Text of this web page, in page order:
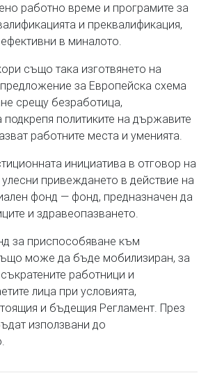
работно време и програмите за
и преквалификация,
в миналото.
също така изготвянето на
за Европейска схема
срещу безработица,
подкрепя политиките на държавите
работните места и уменията.
инициатива в отговор на
привеждането в действие на
фонд — фонд, предназначен да
и здравеопазването.
за приспособяване към
може да бъде мобилизиран, за
работници и
лица при условията,
и бъдещия Регламент. През
използвани до